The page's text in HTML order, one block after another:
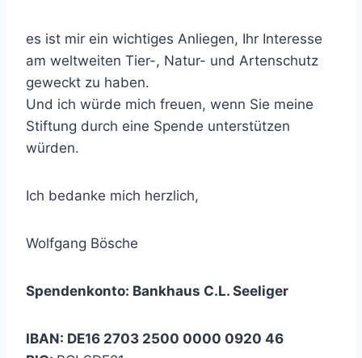
es ist mir ein wichtiges Anliegen, Ihr Interesse
am weltweiten Tier-, Natur- und Artenschutz
geweckt zu haben.
Und ich würde mich freuen, wenn Sie meine
Stiftung durch eine Spende unterstützen
würden.
Ich bedanke mich herzlich,
Wolfgang Bösche
Spendenkonto: Bankhaus C.L. Seeliger
IBAN: DE16 2703 2500 0000 0920 46